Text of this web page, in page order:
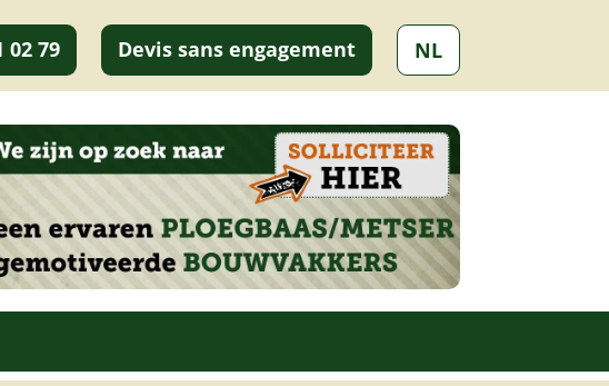
02 79 Devis sans engagement NL